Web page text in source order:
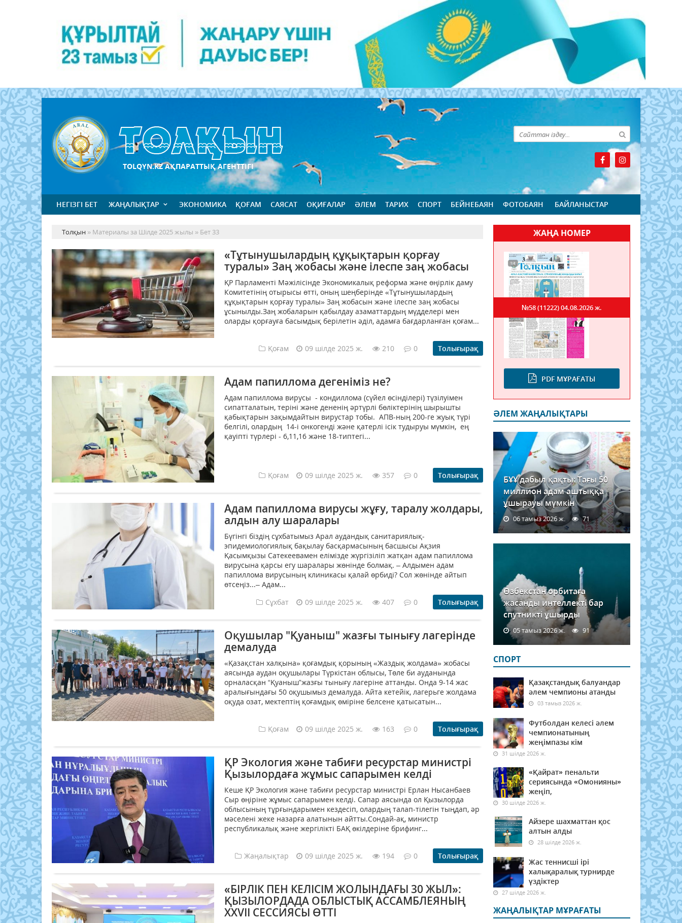
TOLQYN.KZ АҚПАРАТТЫҚ АГЕНТТІГІ
НЕГІЗГІ БЕТ ЖАҢАЛЫҚТАР ЭКОНОМИКА ҚОҒАМ САЯСАТ ОҚИҒАЛАР ӘЛЕМ ТАРИХ СПОРТ БЕЙНЕБАЯН ФОТОБАЯН БАЙЛАНЫСТАР
Толқын » Материалы за Шілде 2025 жылы » Бет 33
«Тұтынушылардың құқықтарын қорғау
туралы» Заң жобасы және ілеспе заң жобасы
ҚР Парламенті Мәжілісінде Экономикалық реформа және өңірлік даму
Комитетінің отырысы өтті, оның шеңберінде «Тұтынушылардың
құқықтарын қорғау туралы» Заң жобасын және ілеспе заң жобасы
ұсынылды.Заң жобаларын қабылдау азаматтардың мүдделері мен
оларды қорғауға басымдық берілетін әділ, адамға бағдарланған қоғам...
Қоғам 09 шілде 2025 ж. 210 0 Толығырақ
Адам папиллома дегеніміз не?
Адам папиллома вирусы - кондиллома (сүйел өсінділері) түзілуімен
сипатталатын, теріні және дененің әртүрлі бөліктерінің шырышты
қабықтарын зақымдайтын вирустар тобы. АПВ-ның 200-ге жуық түрі
белгілі, олардың 14-і онкогенді және қатерлі ісік тудыруы мүмкін, ең
қауіпті түрлері - 6,11,16 және 18-типтегі...
Қоғам 09 шілде 2025 ж. 357 0 Толығырақ
Адам папиллома вирусы жұғу, таралу жолдары,
алдын алу шаралары
Бүгінгі біздің сұхбатымыз Арал аудандық санитариялық-
эпидемиологиялық бақылау басқармасының басшысы Ақзия
Қасымқызы Сатекеевамен елімізде жүргізіліп жатқан адам папиллома
вирусына қарсы егу шаралары жөнінде болмақ. – Алдымен адам
папиллома вирусының клиникасы қалай өрбиді? Сол жөнінде айтып
өтсеңіз...– Адам...
Сұхбат
09 шілде 2025 ж. 407 0 Толығырақ
Оқушылар "Қуаныш" жазғы тынығу лагерінде
демалуда
«Қазақстан халқына» қоғамдық қорының «Жаздық жолдама» жобасы
аясында аудан оқушылары Түркістан облысы, Төле би ауданында
орналасқан “Қуаныш”жазғы тынығу лагеріне аттанды. Онда 9-14 жас
аралығындағы 50 оқушымыз демалуда. Айта кетейік, лагерьге жолдама
оқуда озат, мектептің қоғамдық өміріне белсене қатысатын...
Қоғам 09 шілде 2025 ж. 163 0 Толығырақ
ҚР Экология және табиғи ресурстар министрі
Қызылордаға жұмыс сапарымен келді
Кеше ҚР Экология және табиғи ресурстар министрі Ерлан Нысанбаев
Сыр өңіріне жұмыс сапарымен келді. Сапар аясында ол Қызылорда
облысының тұрғындарымен кездесіп, олардың талап-тілегін тыңдап, әр
мәселені жеке назарға алатынын айтты.Сондай-ақ, министр
республикалық және жергілікті БАҚ өкілдеріне брифинг...
Жаңалықтар 09 шілде 2025 ж. 194 0 Толығырақ
«БІРЛІК ПЕН КЕЛІСІМ ЖОЛЫНДАҒЫ 30 ЖЫЛ»:
ҚЫЗЫЛОРДАДА ОБЛЫСТЫҚ АССАМБЛЕЯНЫҢ
ХХVII СЕССИЯСЫ ӨТТІ
ЖАҢА НОМЕР
PDF МҰРАҒАТЫ
№58 (11222)04.08.2026 ж.
ӘЛЕМ ЖАҢАЛЫҚТАРЫ
БҰҰ дабыл қақты: Тағы 50
миллион адам аштыққа
ұшырауы мүмкін
06 тамыз 2026 ж. 71
Өзбекстан орбитаға
жасанды интеллекті бар
спутникті ұшырды
05 тамыз 2026 ж. 91
СПОРТ
Қазақстандық балуандар
әлем чемпионы атанды
03 тамыз 2026 ж.
Футболдан келесі әлем
чемпионатының
жеңімпазы кім
31 шілде 2026 ж.
«Қайрат» пенальти
сериясында «Омонияны»
жеңіп,
30 шілде 2026 ж.
Айзере шахматтан қос
алтын алды
28 шілде 2026 ж.
Жас теннисші ірі
халықаралық турнирде
үздіктер
27 шілде 2026 ж.
ЖАҢАЛЫҚТАР МҰРАҒАТЫ